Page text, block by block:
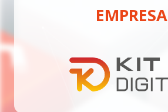
EMPRESA